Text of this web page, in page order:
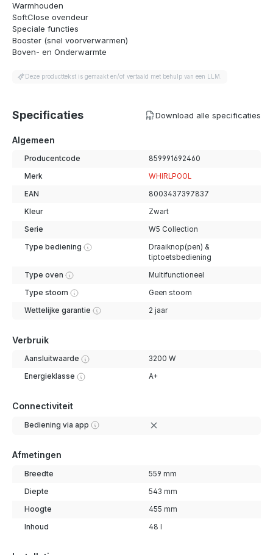
Warmhouden
SoftClose ovendeur
Speciale functies
Booster (snel voorverwarmen)
Boven- en Onderwarmte
Deze producttekst is gemaakt en/of vertaald met behulp van een LLM.
Specificaties Download alle specificaties
Algemeen
Producentcode 859991692460
Merk WHIRLPOOL
EAN 8003437397837
Kleur Zwart
Serie W5 Collection
Type bediening
Draaiknop(pen) &
tiptoetsbediening
Type oven Multifunctioneel
Type stoom Geen stoom
Wettelijke garantie 2 jaar
Verbruik
Aansluitwaarde 3200 W
Energieklasse A+
Connectiviteit
Bediening via app
Afmetingen
Breedte 559 mm
Diepte 543 mm
Hoogte 455 mm
Inhoud 48 l